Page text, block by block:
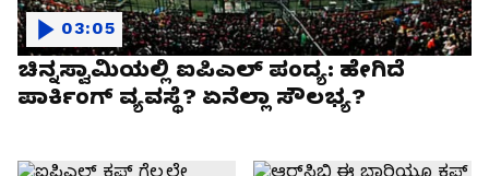
ಚಿನ್ನಸ್ವಾಮಿಯಲ್ಲಿ ಐಪಿಎಲ್‌ ಪಂದ್ಯ: ಹೇಗಿದೆ
ಪಾರ್ಕಿಂಗ್ ವ್ಯವಸ್ಥೆ? ಏನೆಲ್ಲಾ ಸೌಲಭ್ಯ?
03:05